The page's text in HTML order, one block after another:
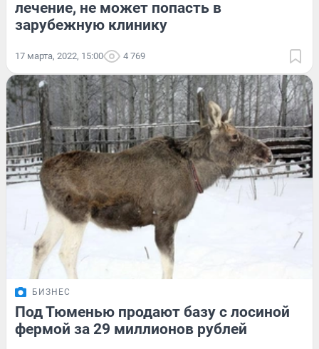
лечение, не может попасть в
зарубежную клинику
17 марта, 2022, 15:00 4 769
БИЗНЕС
Под Тюменью продают базу с лосиной
фермой за 29 миллионов рублей